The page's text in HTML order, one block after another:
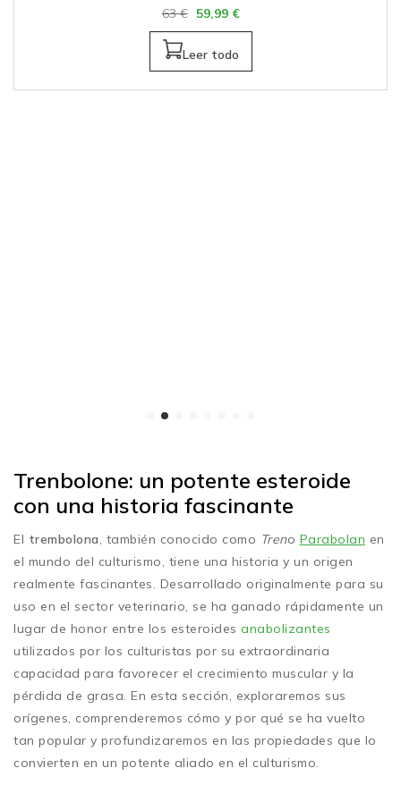
63€ 59,99 €
Leer todo
Trenbolone: un potente esteroide
con una historia fascinante
El trembolona , también conocido como Treno Parabolan en
el mundo del culturismo, tiene una historia y un origen
realmente fascinantes. Desarrollado originalmente para su
uso en el sector veterinario, se ha ganado rápidamente un
lugar de honor entre los esteroides anabolizantes
utilizados por los culturistas por su extraordinaria
capacidad para favorecer el crecimiento muscular y la
pérdida de grasa. En esta sección, exploraremos sus
orígenes, comprenderemos cómo y por qué se ha vuelto
tan popular y profundizaremos en las propiedades que lo
convierten en un potente aliado en el culturismo.